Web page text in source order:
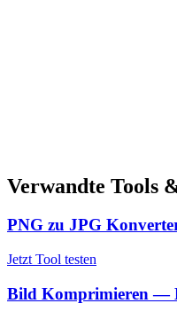
Verwandte Tools
PNG zu JPG
Jetzt Tool testen
Bild Komprimieren —